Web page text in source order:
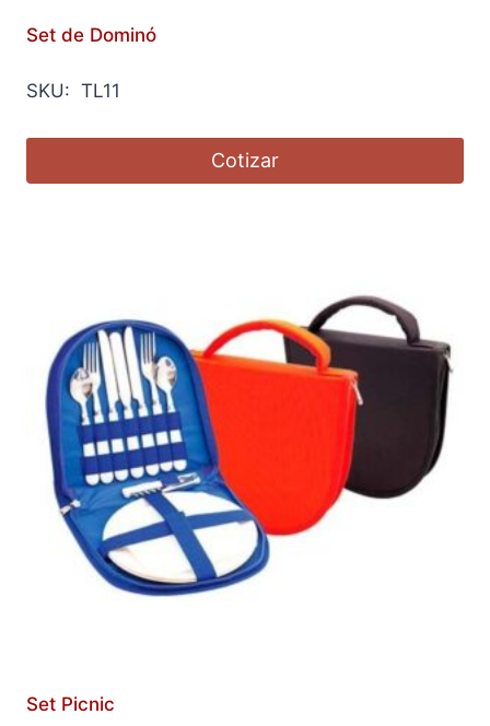
Set de Dominó
SKU: TL11
Cotizar
Set Picnic